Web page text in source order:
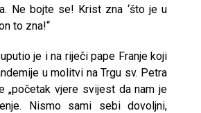
Ne bojte se! Krist zna ‘što je u
to zna!“
je i na riječi pape Franje koji
u molitvi na Trgu sv. Petra
„početak vjere svijest da nam je
Nismo sami sebi dovoljni,